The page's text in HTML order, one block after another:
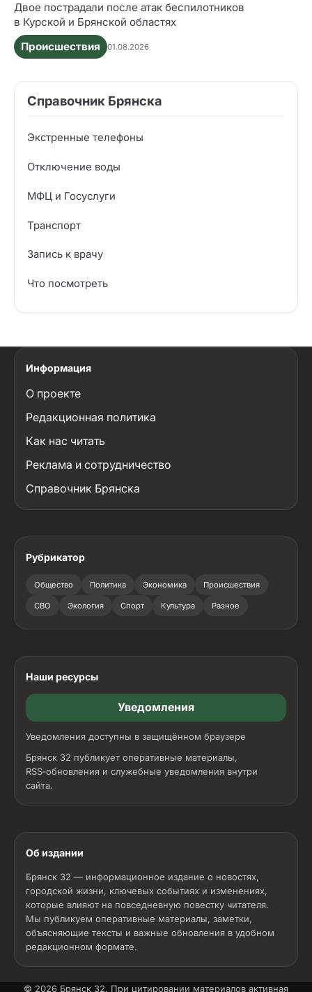
Двое пострадали после атак беспилотников
в Курской и Брянской областях
Происшествия
01.08.2026
Справочник Брянска
Экстренные телефоны
Отключение воды
МФЦ и Госуслуги
Транспорт
Запись к врачу
Что посмотреть
Информация
О проекте
Редакционная политика
Как нас читать
Реклама и сотрудничество
Справочник Брянска
Рубрикатор
Общество Политика Экономика Происшествия
СВО Экология Спорт Культура Разное
Наши ресурсы
Уведомления
Уведомления доступны в защищённом браузере
Брянск 32 публикует оперативные материалы,
RSS‑обновления и служебные уведомления внутри
сайта.
Об издании
Брянск 32 — информационное издание о новостях,
городской жизни, ключевых событиях и изменениях,
которые влияют на повседневную повестку читателя.
Мы публикуем оперативные материалы, заметки,
объясняющие тексты и важные обновления в удобном
редакционном формате.
© 2026 Брянск 32. При цитировании материалов активная